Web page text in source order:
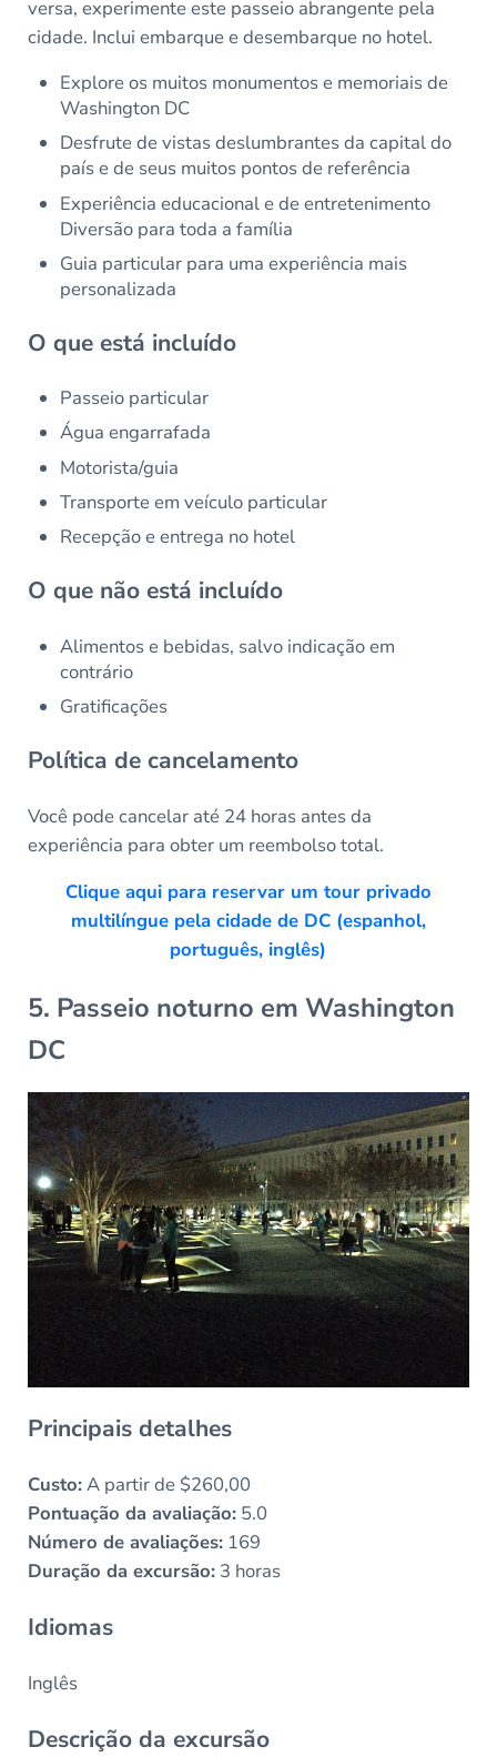
versa, experimente este passeio abrangente pela
cidade. Inclui embarque e desembarque no hotel.
Explore os muitos monumentos e memoriais de
Washington DC
Desfrute de vistas deslumbrantes da capital do
país e de seus muitos pontos de referência
Experiência educacional e de entretenimento
Diversão para toda a família
Guia particular para uma experiência mais
personalizada
O que está incluído
Passeio particular
Água engarrafada
Motorista/guia
Transporte em veículo particular
Recepção e entrega no hotel
O que não está incluído
Alimentos e bebidas, salvo indicação em
contrário
Gratificações
Política de cancelamento
Você pode cancelar até 24 horas antes da
experiência para obter um reembolso total.
Clique aqui para reservar um tour privado
multilíngue pela cidade de DC (espanhol,
português, inglês)
5. Passeio noturno em Washington
DC
Principais detalhes
Custo:A partir de $260,00
Pontuação da avaliação:5.0
Número de avaliações:169
Duração da excursão:3 horas
Idiomas
Inglês
Descrição da excursão